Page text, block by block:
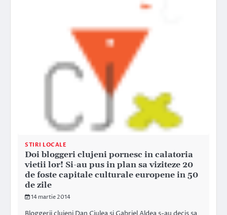
STIRI LOCALE
Doi bloggeri clujeni pornesc in calatoria
vietii lor! Si-au pus in plan sa viziteze 20
de foste capitale culturale europene in 50
de zile
14 martie 2014